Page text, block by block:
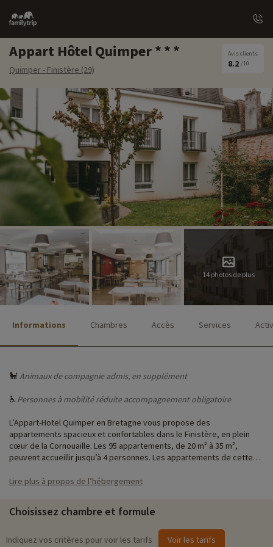
Family
trip
Appart Hôtel Quimper
Quimper - Finistère (29)
Avis clients
8.2 /10
14 photos de plus
Informations Chambres Accès Services
🐩 Animaux de compagnie admis, en supplément
♿ Personnes à mobilité réduite accompagnement obligatoire
L’Appart-Hotel Quimper en Bretagne vous propose des
appartements spacieux et confortables dans le Finistère, en plein
cœur de la Cornouaille. Les 95 appartements, de 20 m² à 35 m²,
peuvent accueillir jusqu’à 4 personnes. Les appartements de cette
enfants pour des vacances faciles. Au sein de votre logement vous
Pour un séjour facile, la résidence propose tous les matins un service
de petits déjeuners et met à votre disposition en supplément un
Lire plus à propos de l’hébergement
Choisissez chambre et formule
Indiquez vos critères pour voir les tarifs Voir les tarifs